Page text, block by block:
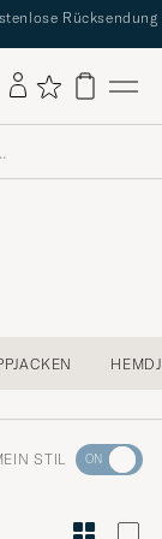
Rücksendung
STIL
Wechseln
zur